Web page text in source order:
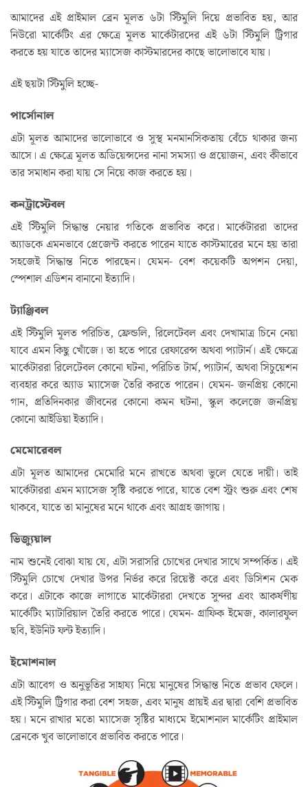
আমাদের এই প্রাইমাল ব্রেন মূলত ৬টা স্টিমুলি দিয়ে প্রভাবিত হয়, আর
নিউরো মার্কেটিং এর ক্ষেত্রে মূলত মার্কেটারদের এই ৬টা স্টিমুলি ট্রিগার
করতে হয় যাতে তাদের ম্যাসেজ কাস্টমারদের কাছে ভালোভাবে যায়।
এই ছয়টা স্টিমুলি হচ্ছে-
পার্সোনাল
এটা মূলত আমাদের ভালোভাবে ও সুস্থ মনমানসিকতায় বেঁচে থাকার জন্য
আসে। এ ক্ষেত্রে মূলত অডিয়েন্সদের নানা সমস্যা ও প্রয়োজন, এবং কীভাবে
তার সমাধান করা যায় সে নিয়ে কাজ করতে হয়।
কনট্রাস্টেবল
এই স্টিমুলি সিদ্ধান্ত নেয়ার গতিকে প্রভাবিত করে। মার্কেটাররা তাদের
অ্যাডকে এমনভাবে প্রেজেন্ট করতে পারেন যাতে কাস্টমারের মনে হয় তারা
সহজেই সিদ্ধান্ত নিতে পারছেন। যেমন- বেশ কয়েকটি অপশন দেয়া,
স্পেশাল এডিশন বানানো ইত্যাদি।
ট্যাঞ্জিবল
এই স্টিমুলি মূলত পরিচিত, ফ্রেন্ডলি, রিলেটেবল এবং দেখামাত্র চিনে নেয়া
যাবে এমন কিছু খোঁজে। তা হতে পারে রেফারেন্স অথবা প্যাটার্ন। এই ক্ষেত্রে
মার্কেটাররা রিলেটেবল কোনো ঘটনা, পরিচিত টার্ম, প্যাটার্ন, অথবা সিচুয়েশন
ব্যবহার করে অ্যাড ম্যাসেজ তৈরি করতে পারেন। যেমন- জনপ্রিয় কোনো
গান, প্রতিদিনকার জীবনের কোনো কমন ঘটনা, স্কুল কলেজে জনপ্রিয়
কোনো আইডিয়া ইত্যাদি।
মেমোরেবল
এটা মূলত আমাদের মেমোরি মনে রাখতে অথবা ভুলে যেতে দায়ী। তাই
মার্কেটাররা এমন ম্যাসেজ সৃষ্টি করতে পারে, যাতে বেশ স্ট্রং শুরু এবং শেষ
থাকবে, যাতে তা মানুষের মনে থাকে এবং আগ্রহ জাগায়।
ভিজ্যুয়াল
নাম শুনেই বোঝা যায় যে, এটা সরাসরি চোখের দেখার সাথে সম্পর্কিত। এই
স্টিমুলি চোখে দেখার উপর নির্ভর করে রিয়েক্ট করে এবং ডিসিশন মেক
করে। এটাকে কাজে লাগাতে মার্কেটাররা দেখতে সুন্দর এবং আকর্ষণীয়
মার্কেটিং ম্যাটারিয়াল তৈরি করতে পারে। যেমন- গ্রাফিক ইমেজ, কালারফুল
ছবি, ইউনিট ফন্ট ইত্যাদি।
ইমোশনাল
এটা আবেগ ও অনুভূতির সাহায্য নিয়ে মানুষের সিদ্ধান্ত নিতে প্রভাব ফেলে।
এই স্টিমুলি ট্রিগার করা বেশ সহজ, এবং মানুষ প্রায়ই এর দ্বারা বেশি প্রভাবিত
হয়। মনে রাখার মতো ম্যাসেজ সৃষ্টির মাধ্যমে ইমোশনাল মার্কেটিং প্রাইমাল
ব্রেনকে খুব ভালোভাবে প্রভাবিত করতে পারে।